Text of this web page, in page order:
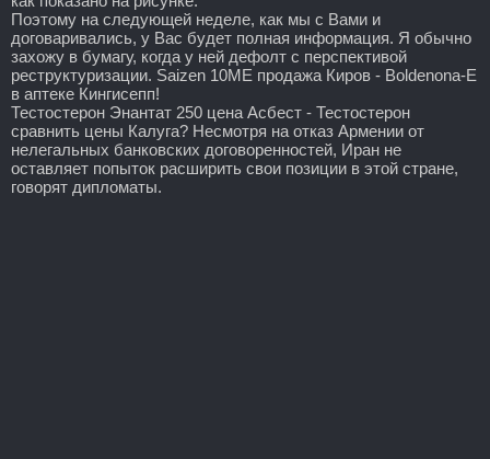
Поэтому на следующей неделе, как мы с Вами и
договаривались, у Вас будет полная информация. Я обычно
захожу в бумагу, когда у ней дефолт с перспективой
реструктуризации. Saizen 10ME продажа Киров - Boldenona-E
в аптеке Кингисепп!
Тестостерон Энантат 250 цена Асбест - Тестостерон
сравнить цены Калуга? Несмотря на отказ Армении от
нелегальных банковских договоренностей, Иран не
оставляет попыток расширить свои позиции в этой стране,
говорят дипломаты.